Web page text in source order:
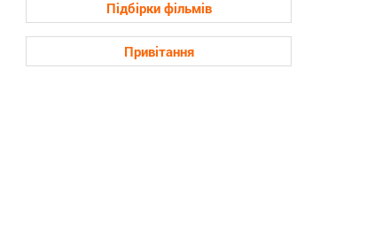
Підбірки фільмів
Привітання